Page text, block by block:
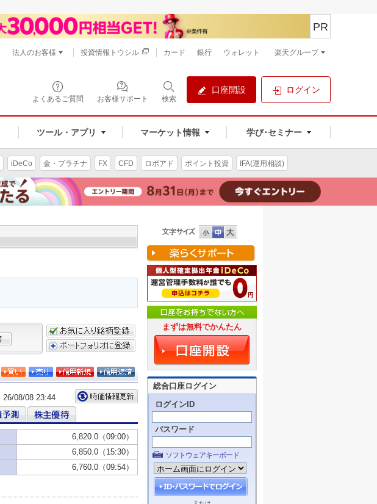
よくあるご質問 お客様サポート 検索
口座開設 ログイン
ツール・アプリ マーケット情報 学び･セミナー
PR
法人のお客様 投資情報トウシル カード 銀行 ウォレット 楽天グループ
iDeCo 金・プラチナ FX CFD ロボアド ポイント投資 IFA(運用相談)
まずは無料でかんたん
総合口座ログイン
ログインID
パスワード
ソフトウェアキーボード